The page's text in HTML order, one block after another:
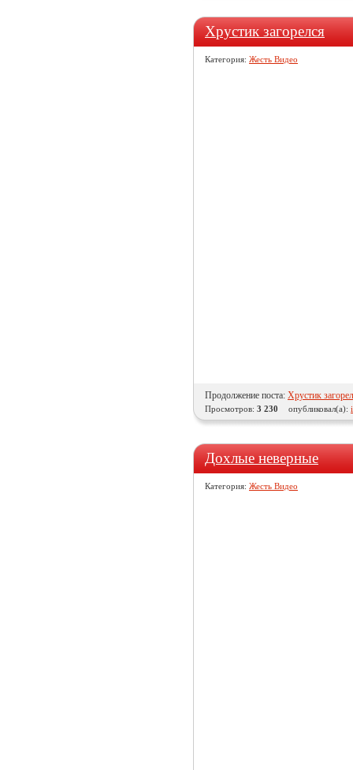
Хрустик загорелся
Категория: Жесть Видео
Продолжение поста: Хрустик
Просмотров: 3 230 опубликовал(а):
Дохлые неверные
Категория: Жесть Видео